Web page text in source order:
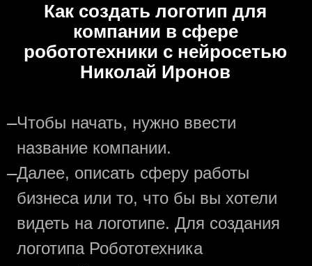
Как создать логотип для
компании в сфере
робототехники с нейросетью
Николай Иронов
—Чтобы начать, нужно ввести
название компании.
—Далее, описать сферу работы
бизнеса или то, что бы вы хотели
видеть на логотипе. Для создания
логотипа Робототехника